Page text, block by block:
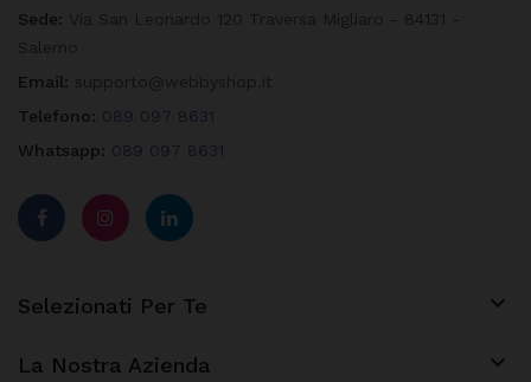
Sede:
Email:
Telefono: 089 097 8631
Whatsapp: 089 097 8631
Selezionati Per Te 
La Nostra Azienda 